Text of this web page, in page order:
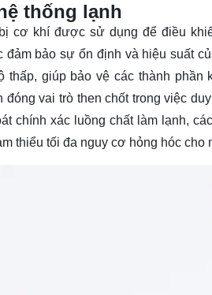
thống lạnh
cơ khí được sử dụng để điều
đảm bảo sự ổn định và hiệu suất
giúp bảo vệ các thành phần
đóng vai trò then chốt trong việc
chính xác luồng chất làm lạnh,
thiểu tối đa nguy cơ hỏng hóc cho